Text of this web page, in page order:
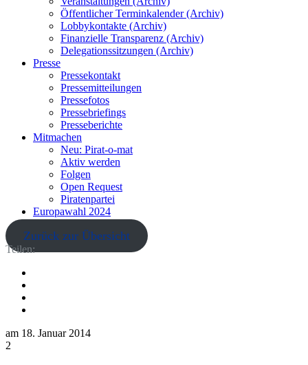
Öffentlicher Terminkalender (Archiv)
Lobbykontakte (Archiv)
Finanzielle Transparenz (Archiv)
Delegationssitzungen (Archiv)
Presse
Pressekontakt
Pressemitteilungen
Pressefotos
Pressebriefings
Presseberichte
Mitmachen
Neu: Pirat-o-mat
Aktiv werden
Folgen
Open Request
Piratenpartei
Europawahl 2024
Zurück zur Übersicht
Teilen:
am 18. Januar 2014
2